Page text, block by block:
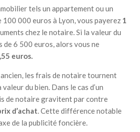
tels un appartement ou un
100 000 euros à Lyon, vous payerez 1
chez le notaire. Si la valeur du
de 6 500 euros, alors vous ne
euros.
les frais de notaire tournent
du bien. Dans le cas d’un
de notaire gravitent par contre
d’achat . Cette différence notable
de la publicité foncière.